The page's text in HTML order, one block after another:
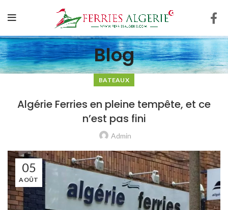
Blog
BATEAUX
Algérie Ferries en pleine tempête, et ce
n’est pas fini
Admin
05
AOÛT